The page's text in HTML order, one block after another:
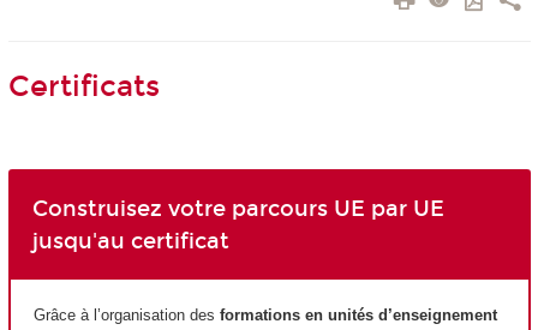
Certificats
Construisez votre parcours UE par UE
jusqu'au certificat
Grâce à l’organisation des formations en unités d’enseignement